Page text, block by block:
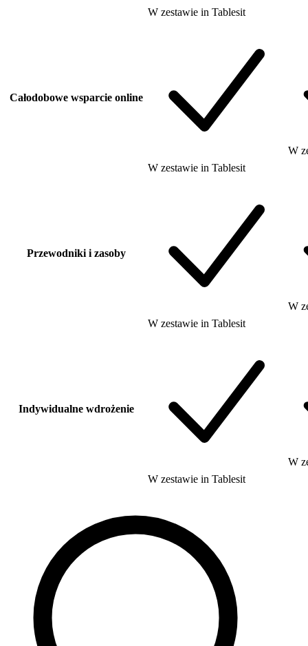
W zestawie in Tablesit
Całodobowe wsparcie online
W zestawie in Tablesit
W
Przewodniki i zasoby
W zestawie in Tablesit
W
Indywidualne wdrożenie
W zestawie in Tablesit
W